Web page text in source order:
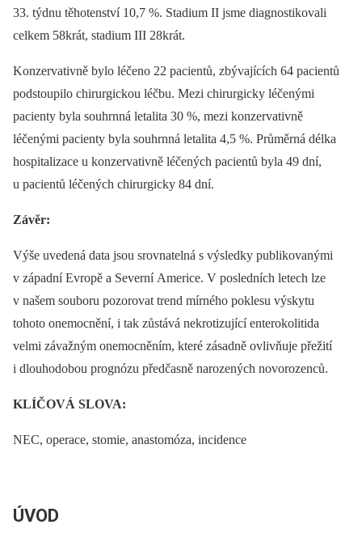
33. týdnu těhotenství 10,7 %. Stadium II jsme diagnostikovali
celkem 58krát, stadium III 28krát.
Konzervativně bylo léčeno 22 pacientů, zbývajících 64 pacientů
podstoupilo chirurgickou léčbu. Mezi chirurgicky léčenými
pacienty byla souhrnná letalita 30 %, mezi konzervativně
léčenými pacienty byla souhrnná letalita 4,5 %. Průměrná délka
hospitalizace u konzervativně léčených pacientů byla 49 dní,
u pacientů léčených chirurgicky 84 dní.
Závěr:
Výše uvedená data jsou srovnatelná s výsledky publikovanými
v západní Evropě a Severní Americe. V posledních letech lze
v našem souboru pozorovat trend mírného poklesu výskytu
tohoto onemocnění, i tak zůstává nekrotizující enterokolitida
velmi závažným onemocněním, které zásadně ovlivňuje přežití
i dlouhodobou prognózu předčasně narozených novorozenců.
KLÍČOVÁ SLOVA:
NEC, operace, stomie, anastomóza, incidence
ÚVOD